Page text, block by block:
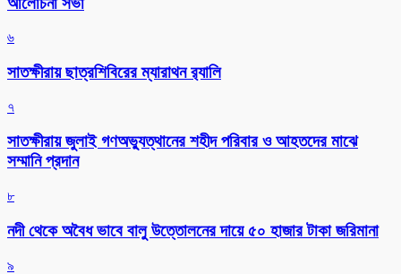
৬
সাতক্ষীরায় ছাত্রশিবিরের ম্যারাথন র‌্যালি
৭
সাতক্ষীরায় জুলাই গণঅভ্যুত্থানের শহীদ পরিবার ও আহতদের মাঝে
সম্মানি প্রদান
৮
নদী থেকে অবৈধ ভাবে বালু উত্তোলনের দায়ে ৫০ হাজার টাকা জরিমানা
৯